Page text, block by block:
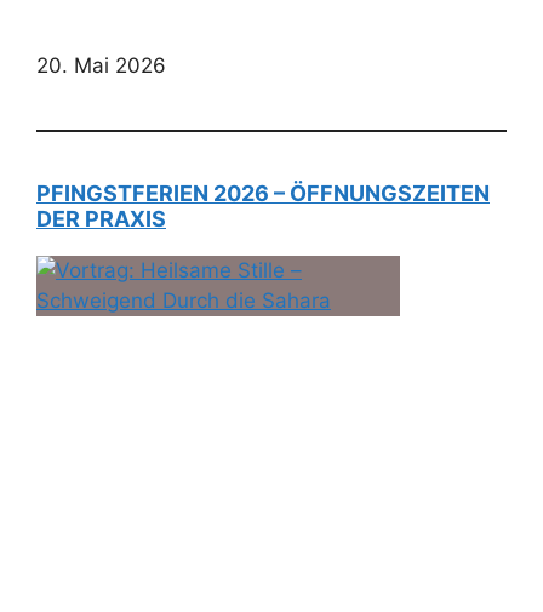
20. Mai 2026
PFINGSTFERIEN 2026 – ÖFFNUNGSZEITEN
DER PRAXIS